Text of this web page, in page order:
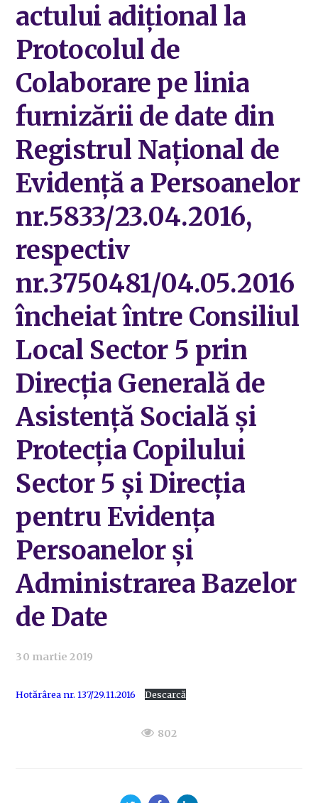
actului adiţional la
Protocolul de
Colaborare pe linia
furnizării de date din
Registrul Naţional de
Evidenţă a Persoanelor
nr.5833/23.04.2016,
respectiv
nr.3750481/04.05.2016
încheiat între Consiliul
Local Sector 5 prin
Direcţia Generală de
Asistenţă Socială şi
Protecţia Copilului
Sector 5 şi Direcţia
pentru Evidenţa
Persoanelor şi
Administrarea Bazelor
de Date
30 martie 2019
Hotărârea nr. 137/29.11.2016 Descarcă
802